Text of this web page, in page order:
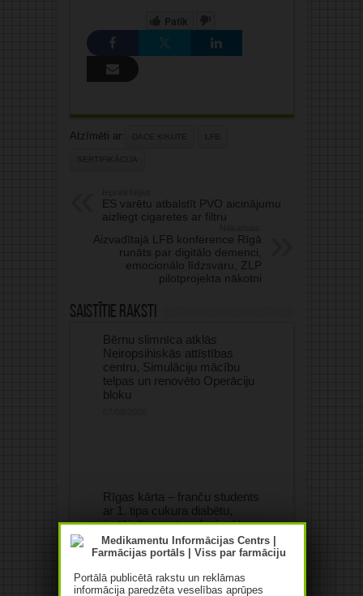
Patīk
Atzīmēti ar: DACE ĶIKUTE LFB
SERTIFIKĀCIJA
ES varētu atbalstīt PVO aicinājumu
aizliegt cigaretes ar filtru
Aizvadītajā LFB konference Rīgā
runāts par digitālo demenci,
emocionālo līdzsvaru, ZLP
pilotprojekta nākotni
Saistītie raksti
Bērnu slimnīca atklās
Neiropsihiskās attīstības
centru, Simulāciju mācību
telpas un renovēto Operāciju
bloku
Rīgas kārta – franču students
ar 1. tipa cukura diabētu,
iestājoties pret profesionālo
diskrimināciju skries 27
kilometrus
Portālā publicētā rakstu un reklāmas
informācija paredzēta veselības aprūpes